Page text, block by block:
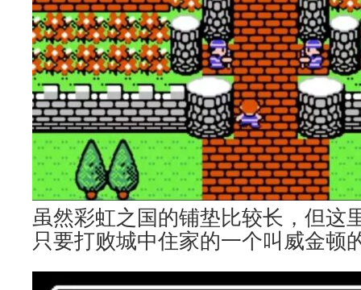
虽然彩虹之国的铺垫比较长，但这
只要打败城中住家的一个叫威金顿